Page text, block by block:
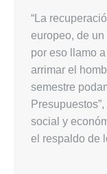
“La
europeo, de
por eso llamo
arrimar el
semestre
social y
el respaldo de